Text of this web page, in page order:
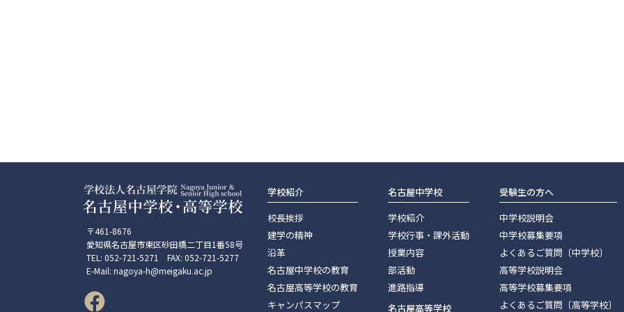
〒461-8676
愛知県名古屋市東区砂田橋二丁目1番58号
TEL: 052-721-5271 FAX: 052-721-5277
E-Mail: nagoya-h@meigaku.ac.jp
学校紹介
校長挨拶
建学の精神
沿革
名古屋中学校の教育
名古屋高等学校の教育
キャンパスマップ
名古屋中学校
学校紹介
学校行事・課外活動
授業内容
部活動
進路指導
名古屋高等学校
受験生の方へ
中学校説明会
中学校募集要項
よくあるご質問〔中学校〕
高等学校説明会
高等学校募集要項
よくあるご質問〔高等学校〕